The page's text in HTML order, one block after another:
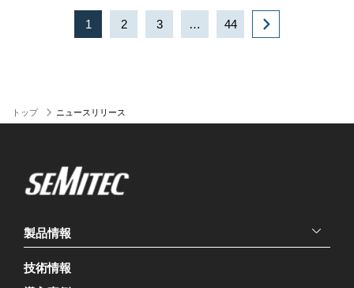
1 2 3 … 44
トップ ニュースリリース
製品情報
技術情報